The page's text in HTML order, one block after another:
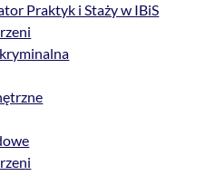
Praktyk i Staży w IBiS